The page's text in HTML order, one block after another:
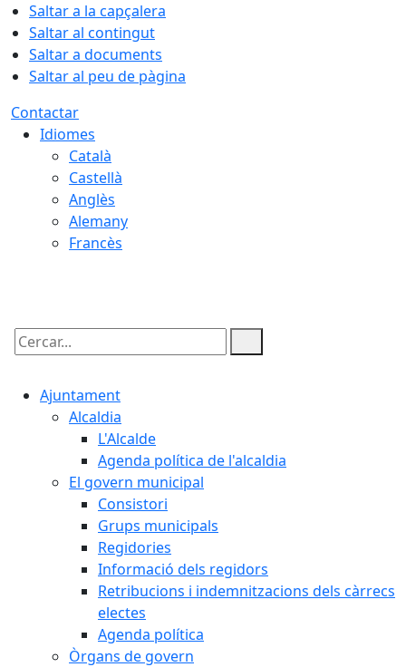
Saltar a la capçalera
Saltar al contingut
Saltar a documents
Saltar al peu de pàgina
Contactar
Idiomes
Català
Castellà
Anglès
Alemany
Francès
Cercar:
Ajuntament
Alcaldia
L'Alcalde
Agenda política de l'alcaldia
El govern municipal
Consistori
Grups municipals
Regidories
Informació dels regidors
Retribucions i indemnitzacions dels càrrecs
electes
Agenda política
Òrgans de govern